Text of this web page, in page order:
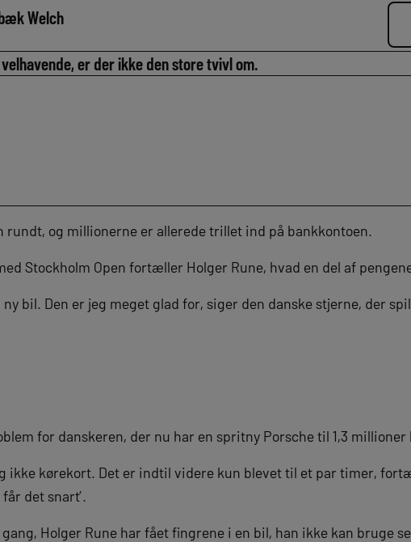
Welch
er der ikke den store tvivl om.
rundt, og millionerne er allerede trillet ind på bankkontoen.
Stockholm Open fortæller Holger Rune, hvad en del af
bil. Den er jeg meget glad for, siger den danske stjerne, der
for danskeren, der nu har en spritny Porsche til 1,3
ikke kørekort. Det er indtil videre kun blevet til et par timer,
det snart’.
Holger Rune har fået fingrene i en bil, han ikke kan bruge